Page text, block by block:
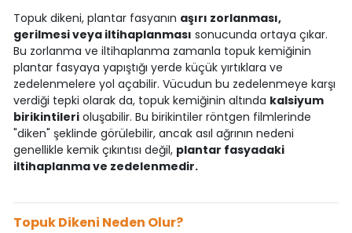
Topuk dikeni, plantar fasyanın aşırı zorlanması,
gerilmesi veya iltihaplanması sonucunda ortaya çıkar.
Bu zorlanma ve iltihaplanma zamanla topuk kemiğinin
plantar fasyaya yapıştığı yerde küçük yırtıklara ve
zedelenmelere yol açabilir. Vücudun bu zedelenmeye karşı
verdiği tepki olarak da, topuk kemiğinin altında kalsiyum
birikintilerioluşabilir. Bu birikintiler röntgen filmlerinde
"diken" şeklinde görülebilir, ancak asıl ağrının nedeni
genellikle kemik çıkıntısı değil, plantar fasyadaki
iltihaplanma ve zedelenmedir.
Topuk Dikeni Neden Olur?